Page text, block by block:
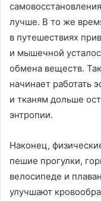
лучше. В то же
в путешествиях
и мышечной
обмена веществ.
начинает работать
и тканям дольше
энтропии.
Наконец,
пешие прогулки,
велосипеде и
улучшают